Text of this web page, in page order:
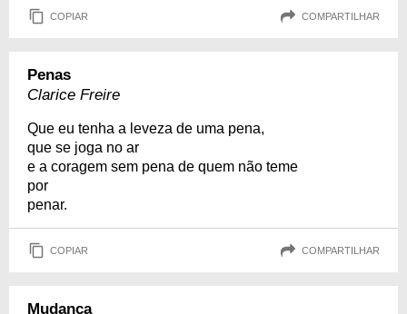
COPIAR COMPARTILHAR
Penas
Clarice Freire
Que eu tenha a leveza de uma pena,
que se joga no ar
e a coragem sem pena de quem não teme
por
penar.
COPIAR COMPARTILHAR
Mudança